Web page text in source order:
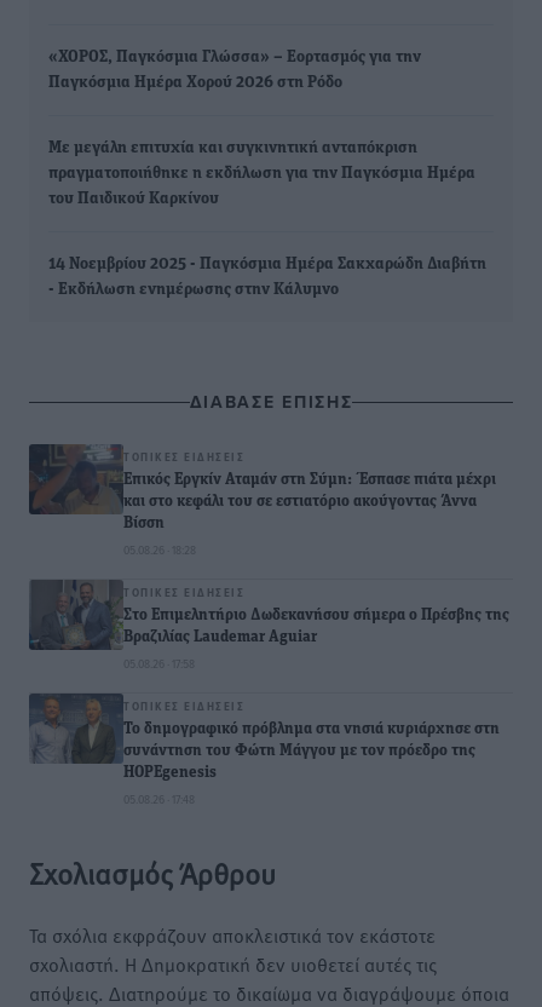
«ΧΟΡΟΣ, Παγκόσμια Γλώσσα» – Εορτασμός για την
Παγκόσμια Ημέρα Χορού 2026 στη Ρόδο
Με μεγάλη επιτυχία και συγκινητική ανταπόκριση
πραγματοποιήθηκε η εκδήλωση για την Παγκόσμια Ημέρα
του Παιδικού Καρκίνου
14 Νοεμβρίου 2025 - Παγκόσμια Ημέρα Σακχαρώδη Διαβήτη
- Εκδήλωση ενημέρωσης στην Κάλυμνο
ΔΙΑΒΑΣΕ ΕΠΙΣΗΣ
ΤΟΠΙΚΈΣ ΕΙΔΉΣΕΙΣ
Επικός Εργκίν Αταμάν στη Σύμη: Έσπασε πιάτα μέχρι
και στο κεφάλι του σε εστιατόριο ακούγοντας Άννα
Βίσση
05.08.26 · 18:28
ΤΟΠΙΚΈΣ ΕΙΔΉΣΕΙΣ
Στο Επιμελητήριο Δωδεκανήσου σήμερα ο Πρέσβης της
Βραζιλίας Laudemar Aguiar
05.08.26 · 17:58
ΤΟΠΙΚΈΣ ΕΙΔΉΣΕΙΣ
To δημογραφικό πρόβλημα στα νησιά κυριάρχησε στη
συνάντηση του Φώτη Μάγγου με τον πρόεδρο της
HOPEgenesis
05.08.26 · 17:48
Σχολιασμός Άρθρου
Τα σχόλια εκφράζουν αποκλειστικά τον εκάστοτε
σχολιαστή. Η Δημοκρατική δεν υιοθετεί αυτές τις
απόψεις. Διατηρούμε το δικαίωμα να διαγράψουμε όποια